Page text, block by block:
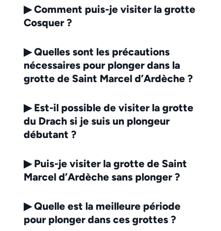
▶Comment puis-je visiter la grotte
Cosquer ?
▶Quelles sont les précautions
nécessaires pour plonger dans la
grotte de Saint Marcel d’Ardèche ?
▶Est-il possible de visiter la grotte
du Drach si je suis un plongeur
débutant ?
▶Puis-je visiter la grotte de Saint
Marcel d’Ardèche sans plonger ?
▶Quelle est la meilleure période
pour plonger dans ces grottes ?